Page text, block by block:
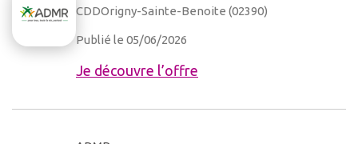
CDDOrigny-Sainte-Benoite (02390)
Publié le 05/06/2026
Je découvre l’offre